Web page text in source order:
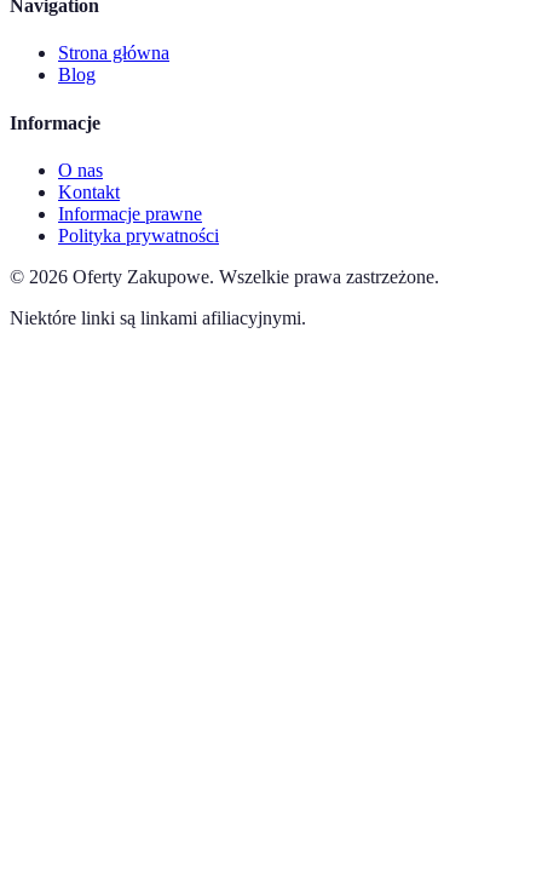
Navigation
Strona główna
Blog
Informacje
O nas
Kontakt
Informacje prawne
Polityka prywatności
© 2026 Oferty Zakupowe. Wszelkie prawa zastrzeżone.
Niektóre linki są linkami afiliacyjnymi.